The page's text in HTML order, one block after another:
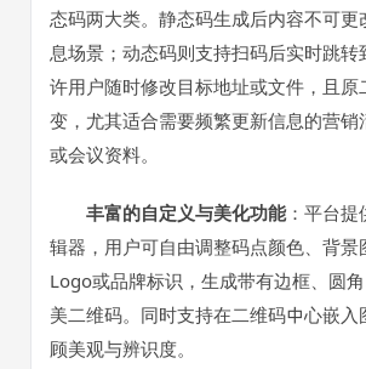
态码两大类。静态码生成后内容不可更
息场景；动态码则支持扫码后实时跳转
许用户随时修改目标地址或文件，且原
变，尤其适合需要频繁更新信息的营销
或会议资料。
丰富的自定义与美化功能：平台提
辑器，用户可自由调整码点颜色、背景
Logo或品牌标识，生成带有边框、圆
美二维码。同时支持在二维码中心嵌
顾美观与辨识度。